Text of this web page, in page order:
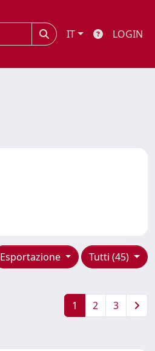
IT LOGIN
Tutti (45)
Esportazione
1 2 3